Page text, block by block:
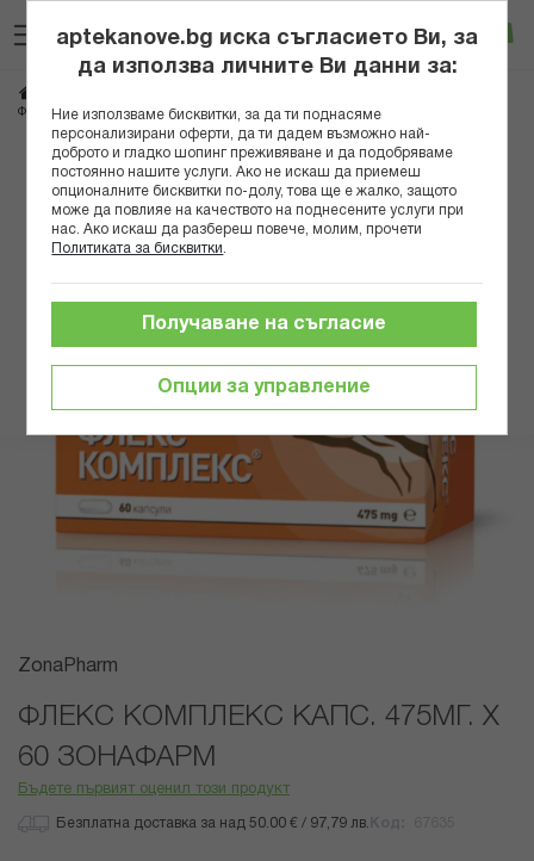
към
съдържанието
Вход
ФЛЕКС КОМПЛЕКС КАПС. 475МГ. Х 60 ЗОНАФАРМ
Преминете
края
Преминете
началото
галерия
със
ZonaPharm
ФЛЕКС КОМПЛЕКС КАПС. 475МГ. Х
60 ЗОНАФАРМ
Бъдете първият оценил този продукт
Безплатна доставка за над 50.00 € / 97,79 лв.
aptekanove.bg иска съгласието Ви, за
да използва личните Ви данни за:
Ние използваме бисквитки, за да ти поднасяме
персонализирани оферти, да ти дадем възможно най-
доброто и гладко шопинг преживяване и да подобряваме
постоянно нашите услуги. Ако не искаш да приемеш
опционалните бисквитки по-долу, това ще е жалко, защото
може да повлияе на качеството на поднесените услуги при
нас. Ако искаш да разбереш повече, молим, прочети
Политиката за бисквитки
Опции за управление
Получаване на съгласие